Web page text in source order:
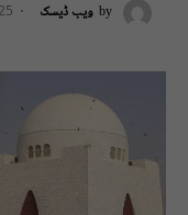
by ویب ڈیسک